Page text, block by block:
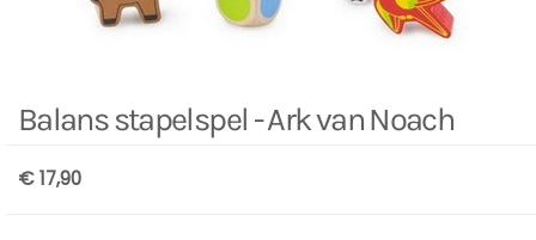
Balans stapelspel - Ark van Noach
€ 17,90